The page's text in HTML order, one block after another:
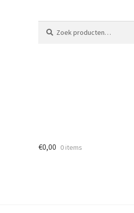
€0,00 0 items